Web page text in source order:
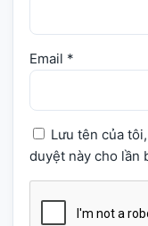
Email *
Lưu tên của
duyệt này cho lần